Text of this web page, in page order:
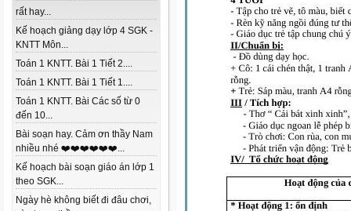
rất hay...
Kế hoạch giảng dạy lớp 4 SGK -
KNTT Môn...
Toán 1 KNTT. Bài 1 Tiết 2....
Toán 1 KNTT. Bài 1 Tiết 1....
Toán 1 KNTT. Bài Các số từ 0
đến 10...
Bài soạn hay. Cảm ơn thầy Nam
nhiều nhé ❤️❤️❤️❤️❤️❤️...
Kế hoạch bài soạn giáo án lớp 1
theo SGK...
Ngày hè không biết đi đâu chơi,